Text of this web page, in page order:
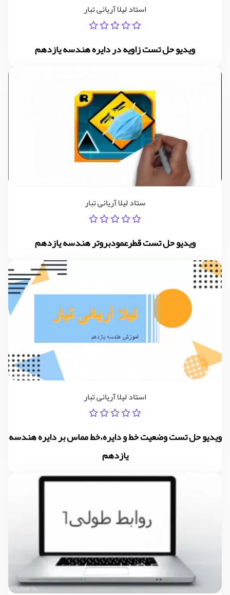
استاد لیلا آریائی تبار
ویدیو حل تست زاویه در دایره هندسه یازدهم
ستاد لیلا آریائی تبار
ویدیو حل تست قطرعمودبروتر هندسه یازدهم
استاد لیلا آریائی تبار
ویدیو حل تست وضعیت خط و دایره،خط مماس بر دایره هندسه
یازدهم